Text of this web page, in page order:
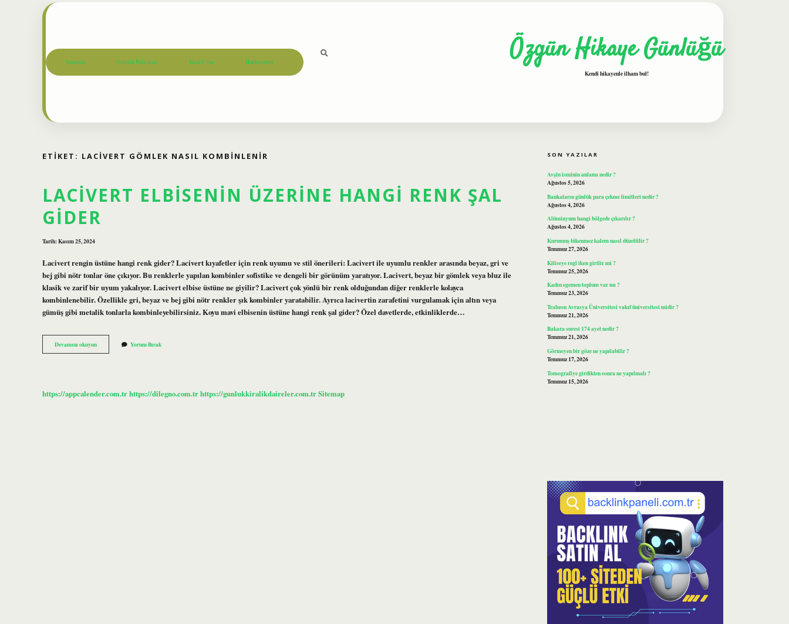
Anasayfa Gizlilik Politikası Yasal Uyarı Hakkımızda Özgün Hikaye Günlüğü
Kendi hikayenle ilham bul!
ETIKET: LACIVERT GÖMLEK NASIL KOMBINLENIR
LACIVERT ELBISENIN ÜZERINE HANGI RENK ŞAL
GIDER
Tarih: Kasım 25, 2024
Lacivert rengin üstüne hangi renk gider? Lacivert kıyafetler için renk uyumu ve stil önerileri: Lacivert ile uyumlu renkler arasında beyaz, gri ve
bej gibi nötr tonlar öne çıkıyor. Bu renklerle yapılan kombinler sofistike ve dengeli bir görünüm yaratıyor. Lacivert, beyaz bir gömlek veya bluz ile
klasik ve zarif bir uyum yakalıyor. Lacivert elbise üstüne ne giyilir? Lacivert çok yönlü bir renk olduğundan diğer renklerle kolayca
kombinlenebilir. Özellikle gri, beyaz ve bej gibi nötr renkler şık kombinler yaratabilir. Ayrıca lacivertin zarafetini vurgulamak için altın veya
gümüş gibi metalik tonlarla kombinleyebilirsiniz. Koyu mavi elbisenin üstüne hangi renk şal gider? Özel davetlerde, etkinliklerde…
Devamını okuyunLacivert
Elbisenin
Gider
Yorum Bırak
https://appcalender.com.trhttps://dilegno.com.trhttps://gunlukkiralikdaireler.com.trSitemap
SON YAZILAR
Avşin isminin anlamı nedir ?
Ağustos 5, 2026
Bankaların günlük para çekme limitleri nedir ?
Ağustos 4, 2026
Alüminyum hangi bölgede çıkarılır ?
Ağustos 4, 2026
Kurumuş tükenmez kalem nasıl düzeltilir ?
Temmuz 27, 2026
Kiliseye regl iken girilir mi ?
Temmuz 25, 2026
Kadın egemen toplum var mı ?
Temmuz 23, 2026
Trabzon Avrasya Üniversitesi vakıf üniversitesi midir ?
Temmuz 21, 2026
Bakara suresi 174 ayet nedir ?
Temmuz 21, 2026
Görmeyen bir göze ne yapılabilir ?
Temmuz 17, 2026
Tomografiye girdikten sonra ne yapılmalı ?
Temmuz 15, 2026